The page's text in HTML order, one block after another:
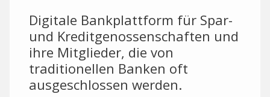
Digitale Bankplattform für Spar-
und Kreditgenossenschaften und
ihre Mitglieder, die von
traditionellen Banken oft
ausgeschlossen werden.